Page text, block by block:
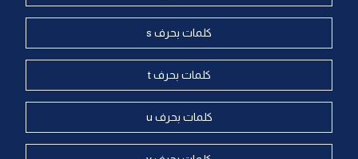
كلمات بحرف s
كلمات بحرف t
كلمات بحرف u